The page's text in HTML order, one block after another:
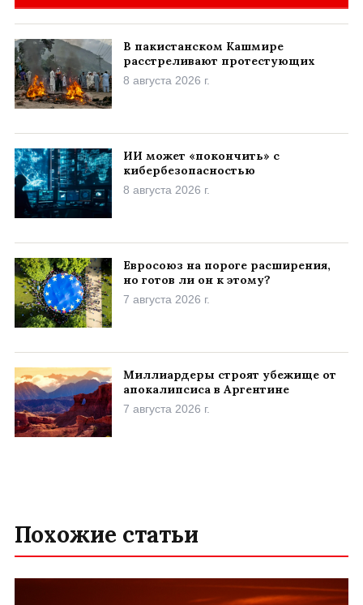
В пакистанском Кашмире
расстреливают протестующих
8 августа 2026 г.
ИИ может «покончить» с
кибербезопасностью
8 августа 2026 г.
Евросоюз на пороге расширения,
но готов ли он к этому?
7 августа 2026 г.
Миллиардеры строят убежище от
апокалипсиса в Аргентине
7 августа 2026 г.
Похожие статьи